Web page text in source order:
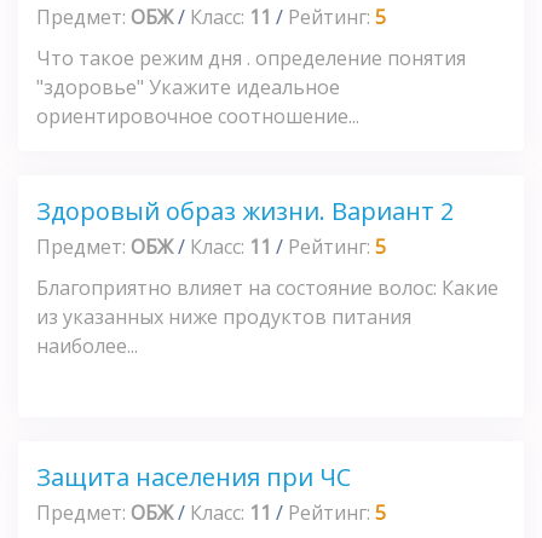
Предмет: ОБЖ/ Класс: 11 / Рейтинг: 5
Что такое режим дня . определение понятия
"здоровье" Укажите идеальное
ориентировочное соотношение...
Здоровый образ жизни. Вариант 2
Предмет: ОБЖ/ Класс: 11 / Рейтинг: 5
Благоприятно влияет на состояние волос: Какие
из указанных ниже продуктов питания
наиболее...
Защита населения при ЧС
Предмет: ОБЖ/ Класс: 11 / Рейтинг: 5